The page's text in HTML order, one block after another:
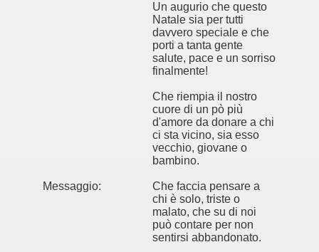
Messaggio:
Un augurio che questo
Natale sia per tutti
davvero speciale e che
porti a tanta gente
salute, pace e un sorriso
finalmente!
Che riempia il nostro
cuore di un pò più
d'amore da donare a chi
ci sta vicino, sia esso
vecchio, giovane o
bambino.
Che faccia pensare a
chi è solo, triste o
malato, che su di noi
può contare per non
sentirsi abbandonato.